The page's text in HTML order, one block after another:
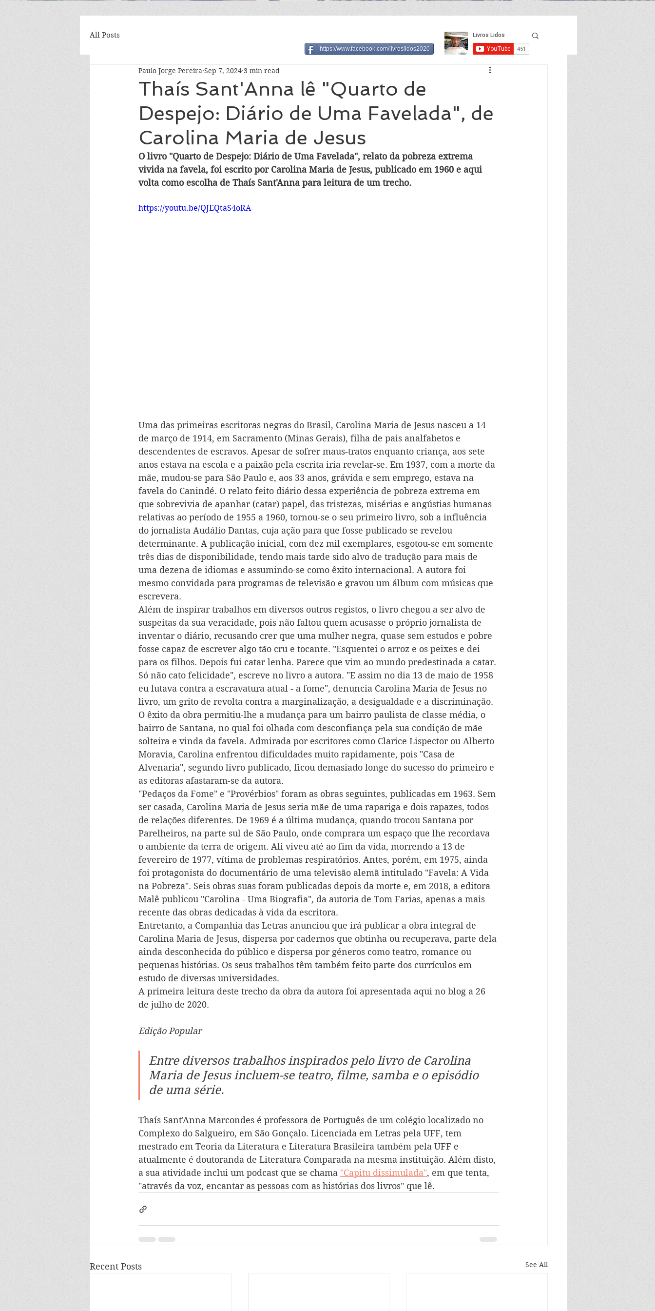
All Posts
Thaís Sant'Anna lê "Quarto de
Despejo: Diário de Uma Favelada", de
Carolina Maria de Jesus
Paulo Jorge Pereira Sep 7, 2024 3 min read
O livro "Quarto de Despejo: Diário de Uma Favelada", relato da pobreza extrema
vivida na favela, foi escrito por Carolina Maria de Jesus, publicado em 1960 e aqui
volta como escolha de Thaís Sant'Anna para leitura de um trecho.
https://youtu.be/QJEQtaS4oRA
Uma das primeiras escritoras negras do Brasil, Carolina Maria de Jesus nasceu a 14
de março de 1914, em Sacramento (Minas Gerais), filha de pais analfabetos e
descendentes de escravos. Apesar de sofrer maus-tratos enquanto criança, aos sete
anos estava na escola e a paixão pela escrita iria revelar-se. Em 1937, com a morte da
mãe, mudou-se para São Paulo e, aos 33 anos, grávida e sem emprego, estava na
favela do Canindé. O relato feito diário dessa experiência de pobreza extrema em
que sobrevivia de apanhar (catar) papel, das tristezas, misérias e angústias humanas
relativas ao período de 1955 a 1960, tornou-se o seu primeiro livro, sob a influência
do jornalista Audálio Dantas, cuja ação para que fosse publicado se revelou
determinante. A publicação inicial, com dez mil exemplares, esgotou-se em somente
três dias de disponibilidade, tendo mais tarde sido alvo de tradução para mais de
uma dezena de idiomas e assumindo-se como êxito internacional. A autora foi
mesmo convidada para programas de televisão e gravou um álbum com músicas que
escrevera.
Além de inspirar trabalhos em diversos outros registos, o livro chegou a ser alvo de
suspeitas da sua veracidade, pois não faltou quem acusasse o próprio jornalista de
inventar o diário, recusando crer que uma mulher negra, quase sem estudos e pobre
fosse capaz de escrever algo tão cru e tocante. "Esquentei o arroz e os peixes e dei
para os filhos. Depois fui catar lenha. Parece que vim ao mundo predestinada a catar.
Só não cato felicidade", escreve no livro a autora. "E assim no dia 13 de maio de 1958
eu lutava contra a escravatura atual - a fome", denuncia Carolina Maria de Jesus no
livro, um grito de revolta contra a marginalização, a desigualdade e a discriminação.
O êxito da obra permitiu-lhe a mudança para um bairro paulista de classe média, o
bairro de Santana, no qual foi olhada com desconfiança pela sua condição de mãe
solteira e vinda da favela. Admirada por escritores como Clarice Lispector ou Alberto
Moravia, Carolina enfrentou dificuldades muito rapidamente, pois "Casa de
Alvenaria", segundo livro publicado, ficou demasiado longe do sucesso do primeiro e
as editoras afastaram-se da autora.
"Pedaços da Fome" e "Provérbios" foram as obras seguintes, publicadas em 1963. Sem
ser casada, Carolina Maria de Jesus seria mãe de uma rapariga e dois rapazes, todos
de relações diferentes. De 1969 é a última mudança, quando trocou Santana por
Parelheiros, na parte sul de São Paulo, onde comprara um espaço que lhe recordava
o ambiente da terra de origem. Ali viveu até ao fim da vida, morrendo a 13 de
fevereiro de 1977, vítima de problemas respiratórios. Antes, porém, em 1975, ainda
foi protagonista do documentário de uma televisão alemã intitulado "Favela: A Vida
na Pobreza". Seis obras suas foram publicadas depois da morte e, em 2018, a editora
Malê publicou "Carolina - Uma Biografia", da autoria de Tom Farias, apenas a mais
recente das obras dedicadas à vida da escritora.
Entretanto, a Companhia das Letras anunciou que irá publicar a obra integral de
Carolina Maria de Jesus, dispersa por cadernos que obtinha ou recuperava, parte dela
ainda desconhecida do público e dispersa por géneros como teatro, romance ou
pequenas histórias. Os seus trabalhos têm também feito parte dos currículos em
estudo de diversas universidades.
A primeira leitura deste trecho da obra da autora foi apresentada aqui no blog a 26
de julho de 2020.
Edição Popular
Entre diversos trabalhos inspirados pelo livro de Carolina
Maria de Jesus incluem-se teatro, filme, samba e o episódio
de uma série.
Thaís Sant'Anna Marcondes é professora de Português de um colégio localizado no
Complexo do Salgueiro, em São Gonçalo. Licenciada em Letras pela UFF, tem
mestrado em Teoria da Literatura e Literatura Brasileira também pela UFF e
atualmente é doutoranda de Literatura Comparada na mesma instituição. Além disto,
a sua atividade inclui um podcast que se chama "Capitu dissimulada", em que tenta,
"através da voz, encantar as pessoas com as histórias dos livros" que lê.
Recent Posts See All
https://www.facebook.com/livroslidos2020